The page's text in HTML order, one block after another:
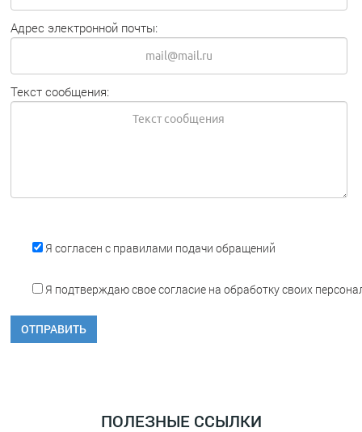
Адрес электронной почты:
Текст сообщения:
Я согласен с правилами подачи обращений
Я подтверждаю свое согласие на обработку своих
ПОЛЕЗНЫЕ ССЫЛКИ